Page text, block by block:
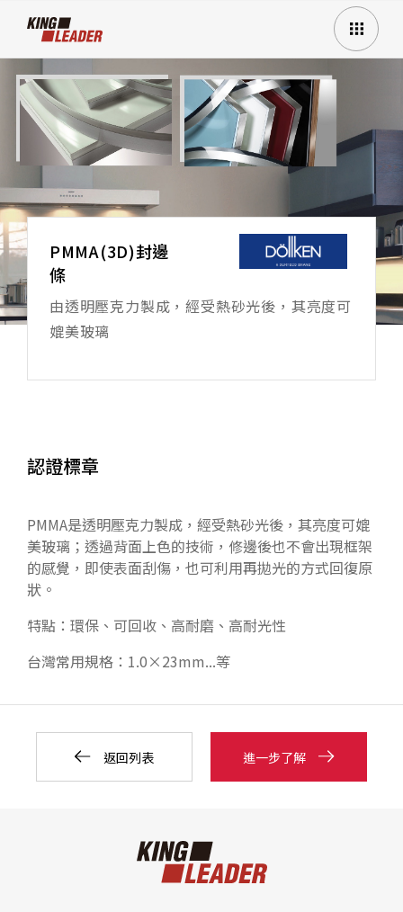
PMMA(3D)封邊
條
由透明壓克力製成，經受熱砂光後，其亮度可
媲美玻璃
認證標章
PMMA是透明壓克力製成，經受熱砂光後，其亮度可媲
美玻璃；透過背面上色的技術，修邊後也不會出現框架
的感覺，即使表面刮傷，也可利用再拋光的方式回復原
狀。
特點：環保、可回收、高耐磨、高耐光性
台灣常用規格：1.0×23mm...等
返回列表 進一步了解